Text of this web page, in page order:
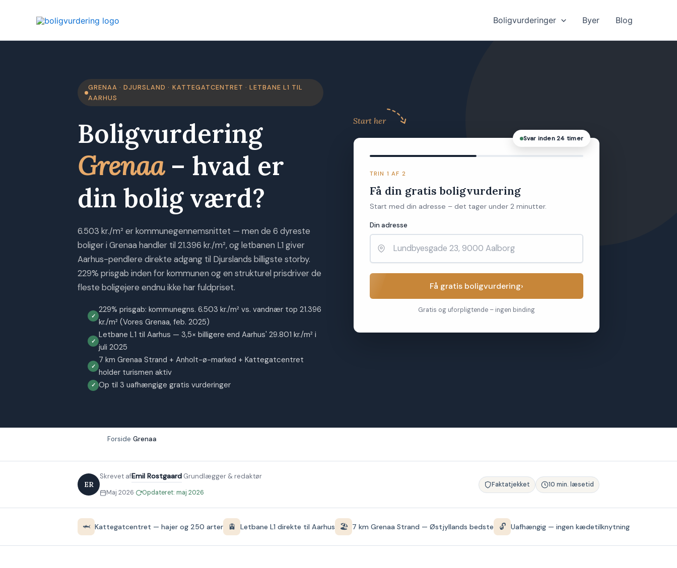
Boligvurderinger Byer Blog
GRENAA · DJURSLAND · KATTEGATCENTRET · LETBANE L1 TIL
AARHUS
Boligvurdering
Grenaa– hvad er
din bolig værd?
6.503 kr./m² er kommunegennemsnittet — men de 6 dyreste
boliger i Grenaa handler til 21.396 kr./m², og letbanen L1 giver
Aarhus-pendlere direkte adgang til Djurslands billigste storby.
229% prisgab inden for kommunen og en strukturel prisdriver de
fleste boligejere endnu ikke har fuldpriset.
229% prisgab: kommunegns. 6.503 kr./m² vs. vandnær top 21.396
kr./m² (Vores Grenaa, feb. 2025)
Letbane L1 til Aarhus — 3,5× billigere end Aarhus' 29.801 kr./m² i
juli 2025
7 km Grenaa Strand + Anholt-ø-marked + Kattegatcentret
holder turismen aktiv
Op til 3 uafhængige gratis vurderinger
TRIN 1 AF 2
Få din gratis boligvurdering
Start med din adresse – det tager under 2 minutter.
Din adresse
Få gratis boligvurdering›
Gratis og uforpligtende – ingen binding
Svar inden 24 timer
Start her
Forside Grenaa
ER
Skrevet afEmil Rostgaard·Grundlægger & redaktør
Maj 2026· Opdateret: maj 2026
Faktatjekket 10 min. læsetid
🦈 Kattegatcentret — hajer og 250 arter 🚊 Letbane L1 direkte til Aarhus 🏖️ 7 km Grenaa Strand — Østjyllands bedste 🔓 Uafhængig — ingen kædetilknytning